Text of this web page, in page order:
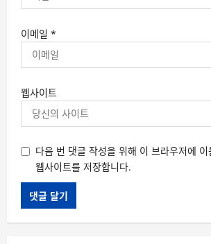
이메일 *
웹사이트
다음 번 댓글 작성을 위해 이 브라우저에
웹사이트를 저장합니다.